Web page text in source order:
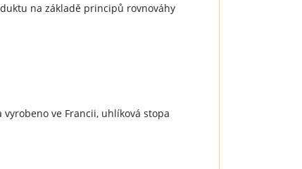
na základě principů rovnováhy
ve Francii, uhlíková stopa